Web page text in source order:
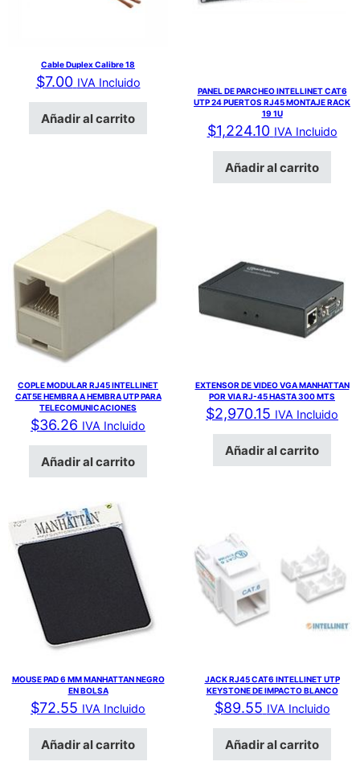
Cable Duplex Calibre 18
$7.00 IVA Incluido
Añadir al carrito
PANEL DE PARCHEO INTELLINET CAT6
UTP 24 PUERTOS RJ45 MONTAJE RACK
19 1U
$1,224.10 IVA Incluido
Añadir al carrito
COPLE MODULAR RJ45 INTELLINET
CAT5E HEMBRA A HEMBRA UTP PARA
TELECOMUNICACIONES
$36.26 IVA Incluido
Añadir al carrito
EXTENSOR DE VIDEO VGA MANHATTAN
POR VIA RJ-45 HASTA 300 MTS
$2,970.15 IVA Incluido
Añadir al carrito
MOUSE PAD 6 MM MANHATTAN NEGRO
EN BOLSA
$72.55 IVA Incluido
Añadir al carrito
JACK RJ45 CAT6 INTELLINET UTP
KEYSTONE DE IMPACTO BLANCO
$89.55 IVA Incluido
Añadir al carrito